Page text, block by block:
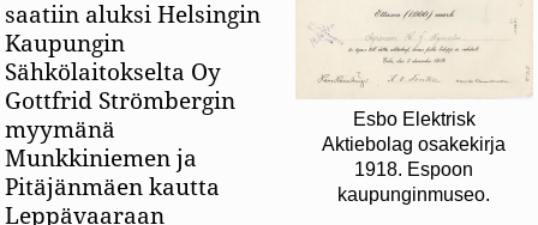
Esbo Elektrisk
Aktiebolag osakekirja
1918. Espoon
kaupunginmuseo.
saatiin aluksi Helsingin
Kaupungin
Sähkölaitokselta Oy
Gottfrid Strömbergin
myymänä
Munkkiniemen ja
Pitäjänmäen kautta
Leppävaaraan